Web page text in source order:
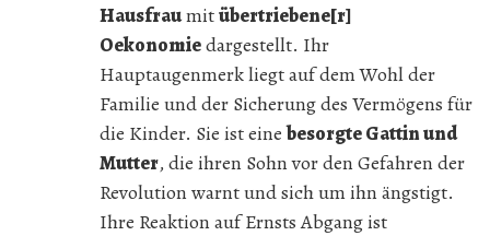
Hausfraumitübertriebene[r]
Oekonomiedargestellt. Ihr
Hauptaugenmerk liegt auf dem Wohl der
Familie und der Sicherung des Vermögens für
die Kinder. Sie ist einebesorgte Gattin und
Mutter, die ihren Sohn vor den Gefahren der
Revolution warnt und sich um ihn ängstigt.
Ihre Reaktion auf Ernsts Abgang ist